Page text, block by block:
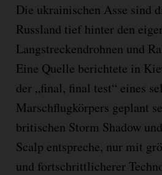
Die ukrainischen Asse sind
Russland tief hinter den
Langstreckendrohnen und
Eine Quelle berichtete in
der „final, final test“ eines
Marschflugkörpers geplant
britischen Storm Shadow
Scalp entspreche, nur mit
und fortschrittlicherer